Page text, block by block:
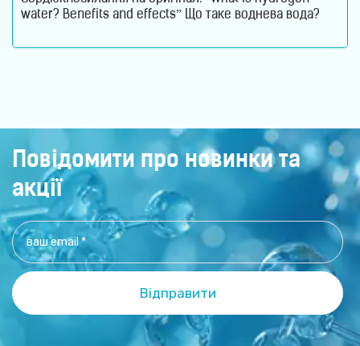
water? Benefits and effects” Що таке воднева вода?
молекулярним воднем, який є ефективним
Повідомити про новинки та
акції